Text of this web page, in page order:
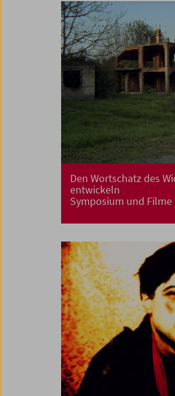
Den Wortschatz des
entwickeln
Symposium und Filme